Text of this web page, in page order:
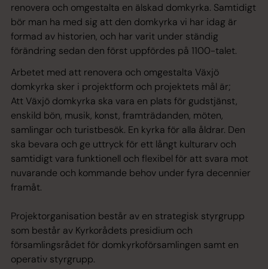
renovera och omgestalta en älskad domkyrka. Samtidigt
bör man ha med sig att den domkyrka vi har idag är
formad av historien, och har varit under ständig
förändring sedan den först uppfördes på 1100-talet.
Arbetet med att renovera och omgestalta Växjö
domkyrka sker i projektform och projektets mål är;
Att Växjö domkyrka ska vara en plats för gudstjänst,
enskild bön, musik, konst, framträdanden, möten,
samlingar och turistbesök. En kyrka för alla åldrar. Den
ska bevara och ge uttryck för ett långt kulturarv och
samtidigt vara funktionell och flexibel för att svara mot
nuvarande och kommande behov under fyra decennier
framåt.
Projektorganisation består av en strategisk styrgrupp
som består av Kyrkorådets presidium och
församlingsrådet för domkyrkoförsamlingen samt en
operativ styrgrupp.